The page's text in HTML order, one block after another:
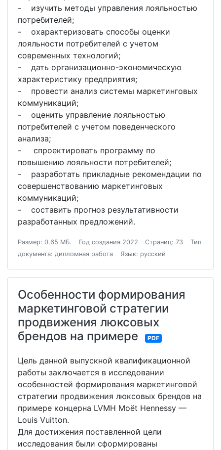
- изучить методы управления лояльностью
потребителей;
- охарактеризовать способы оценки
лояльности потребителей с учетом
современных технологий;
- дать организационно-экономическую
характеристику предприятия;
- провести анализ системы маркетинговых
коммуникаций;
- оценить управление лояльностью
потребителей с учетом поведенческого
анализа;
- спроектировать программу по
повышению лояльности потребителей;
- разработать прикладные рекомендации по
совершенствованию маркетинговых
коммуникаций;
- составить прогноз результативности
разработанных предложений.
Размер: 0.65 МБ. Год создания 2022 Страниц: 73
Тип
документа: дипломная работа
Язык: русский
Особенности формирования
маркетинговой стратегии
продвижения люксовых
брендов на примере
PDF
Цель данной выпускной квалификационной
работы заключается в исследовании
особенностей формирования маркетинговой
стратегии продвижения люксовых брендов на
примере концерна LVMH Moët Hennessy —
Louis Vuitton.
Для достижения поставленной цели
исследования были сформированы